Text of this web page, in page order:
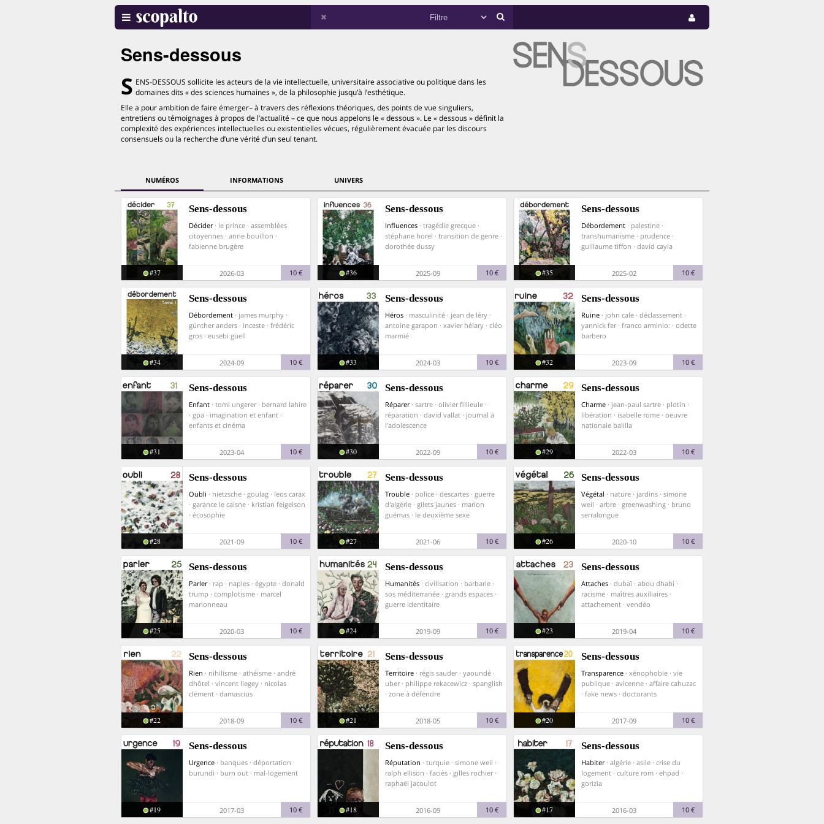
Sens-dessous
S ENS-DESSOUS sollicite les acteurs de la vie intellectuelle, universitaire associative ou politique dans les
domaines dits « des sciences humaines », de la philosophie jusqu’à l’esthétique.
Elle a pour ambition de faire émerger– à travers des réflexions théoriques, des points de vue singuliers,
entretiens ou témoignages à propos de l’actualité – ce que nous appelons le « dessous ». Le « dessous » définit la
complexité des expériences intellectuelles ou existentielles vécues, régulièrement évacuée par les discours
consensuels ou la recherche d’une vérité d’un seul tenant.
NUMÉROS INFORMATIONS UNIVERS
Sens-dessous
Décider · le prince · assemblées
citoyennes · anne bouillon ·
fabienne brugère
#37 2026-03 10 €
Sens-dessous
Influences · tragédie grecque ·
stéphane horel · transition de genre ·
dorothée dussy
#36 2025-09 10 €
Sens-dessous
Débordement · palestine ·
transhumanisme · prudence ·
guillaume tiffon · david cayla
#35 2025-02 10 €
Sens-dessous
Débordement · james murphy ·
günther anders · inceste · frédéric
gros · eusebi güell
#34 2024-09 10 €
Sens-dessous
Héros · masculinité · jean de léry ·
antoine garapon · xavier hélary · cléo
marmié
#33 2024-03 10 €
Sens-dessous
Ruine · john cale · déclassement ·
yannick fer · franco arminio: · odette
barbero
#32 2023-09 10 €
Sens-dessous
Enfant · tomi ungerer · bernard lahire
· gpa · imagination et enfant ·
enfants et cinéma
#31 2023-04 10 €
Sens-dessous
Réparer · sartre · olivier fillieule ·
réparation · david vallat · journal à
l’adolescence
#30 2022-09 10 €
Sens-dessous
Charme · jean-paul sartre · plotin ·
libération · isabelle rome · oeuvre
nationale balilla
#29 2022-03 10 €
Sens-dessous
Oubli · nietzsche · goulag · leos carax
· garance le caisne · kristian feigelson
· écosophie
#28 2021-09 10 €
Sens-dessous
Trouble · police · descartes · guerre
d'algérie · gilets jaunes · marion
guémas · le deuxième sexe
#27 2021-06 10 €
Sens-dessous
Végétal · nature · jardins · simone
weil · arbre · greenwashing · bruno
serralongue
#26 2020-10 10 €
Sens-dessous
Parler · rap · naples · égypte · donald
trump · complotisme · marcel
marionneau
#25 2020-03 10 €
Sens-dessous
Humanités · civilisation · barbarie ·
sos méditerranée · grands espaces ·
guerre identitaire
#24 2019-09 10 €
Sens-dessous
Attaches · dubaï · abou dhabi ·
racisme · maîtres auxiliaires ·
attachement · vendéo
#23 2019-04 10 €
Sens-dessous
Rien · nihilisme · athéisme · andré
dhôtel · vincent liegey · nicolas
clément · damascius
#22 2018-09 10 €
Sens-dessous
Territoire · régis sauder · yaoundé ·
uber · philippe rekacewicz · spanglish
· zone à défendre
#21 2018-05 10 €
Sens-dessous
Transparence · xénophobie · vie
publique · avicenne · affaire cahuzac
· fake news · doctorants
#20 2017-09 10 €
Sens-dessous
Urgence · banques · déportation ·
burundi · burn out · mal-logement
#19 2017-03 10 €
Sens-dessous
Réputation · turquie · simone weil ·
ralph ellison · faciès · gilles rochier ·
raphaël jacoulot
#18 2016-09 10 €
Sens-dessous
Habiter · algérie · asile · crise du
logement · culture rom · ehpad ·
gorizia
#17 2016-03 10 €